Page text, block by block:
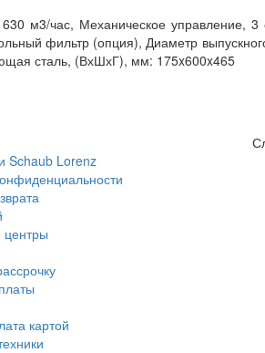
м3/час, Механическое управление, 3
фильтр (опция), Диаметр
сталь, (ВхШхГ), мм: 175x600x465
Schaub Lorenz
картой